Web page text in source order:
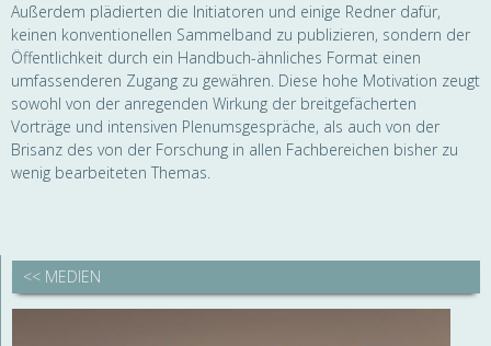
Außerdem plädierten die Initiatoren und einige Redner dafür,
keinen konventionellen Sammelband zu publizieren, sondern der
Öffentlichkeit durch ein Handbuch-ähnliches Format einen
umfassenderen Zugang zu gewähren. Diese hohe Motivation zeugt
sowohl von der anregenden Wirkung der breitgefächerten
Vorträge und intensiven Plenumsgespräche, als auch von der
Brisanz des von der Forschung in allen Fachbereichen bisher zu
wenig bearbeiteten Themas.
<< MEDIEN